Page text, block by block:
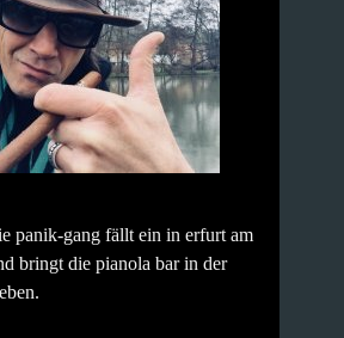
panik-gang fällt ein in erfurt am
bringt die pianola bar in der